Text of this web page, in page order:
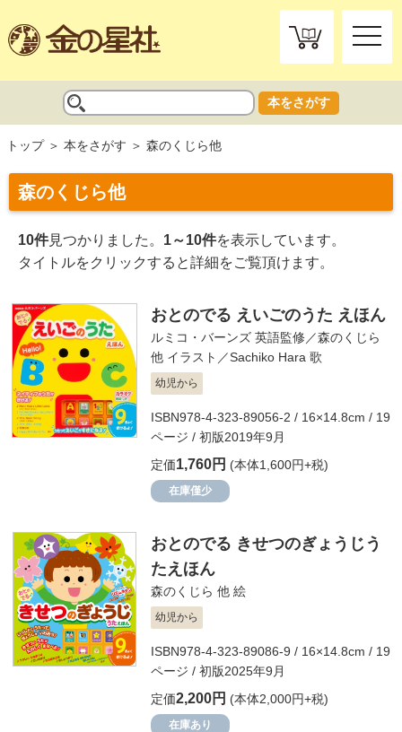
toggle
本をさがす
トップ 本をさがす 森のくじら他
森のくじら他
10件見つかりました。 1～10件を表示しています。
タイトルをクリックすると詳細をご覧頂けます。
おとのでる えいごのうた えほん
ルミコ・バーンズ 英語監修／森のくじら
他 イラスト／Sachiko Hara 歌
幼児から
ISBN978-4-323-89056-2 / 16×14.8cm / 19
ページ / 初版2019年9月
定価1,760円 (本体1,600円+税)
在庫僅少
おとのでる きせつのぎょうじう
たえほん
森のくじら 他 絵
幼児から
ISBN978-4-323-89086-9 / 16×14.8cm / 19
ページ / 初版2025年9月
定価2,200円 (本体2,000円+税)
在庫あり